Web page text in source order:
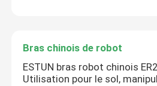
Bras chinois de robot
ESTUN bras robot chinois
Utilisation pour le sol,